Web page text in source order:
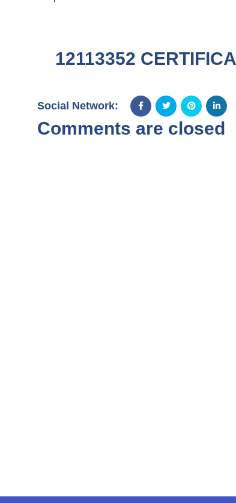
12113352
Social Network:
Comments are closed